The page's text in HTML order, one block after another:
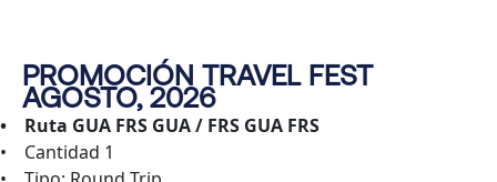
PROMOCIÓN TRAVEL FEST
AGOSTO, 2026
• Ruta GUA FRS GUA / FRS GUA FRS
• Cantidad 1